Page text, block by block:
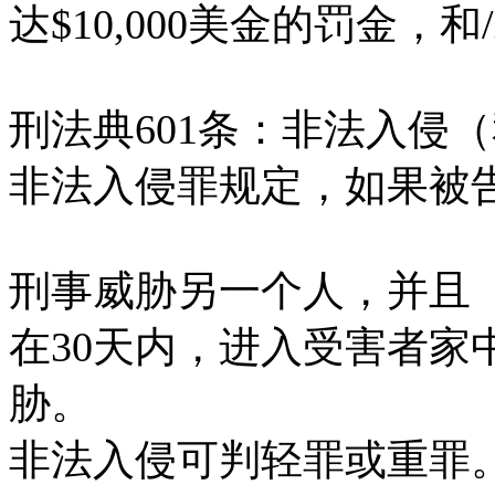
达$10,000美金的罚金，
刑法典601条：非法入侵
非法入侵罪规定，如果被
刑事威胁另一个人，并且
在30天内，进入受害者家
胁。
非法入侵可判轻罪或重罪